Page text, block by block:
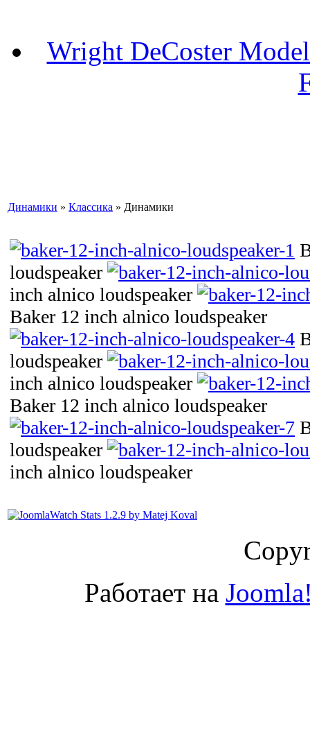
Wright DeCoster
Динамики » Классика » Динамики
loudspeaker
inch alnico loudspeaker
Baker 12 inch alnico loudspeaker
loudspeaker
inch alnico loudspeaker
Baker 12 inch alnico loudspeaker
loudspeaker
inch alnico loudspeaker
Работает на